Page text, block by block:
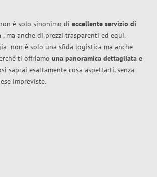
è solo sinonimo di eccellente servizio di
, ma anche di prezzi trasparenti ed equi.
non è solo una sfida logistica ma anche
ti offriamo una panoramica dettagliata e
saprai esattamente cosa aspettarti, senza
impreviste.